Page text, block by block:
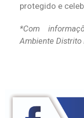
protegido e
*Com
Ambiente Distrito